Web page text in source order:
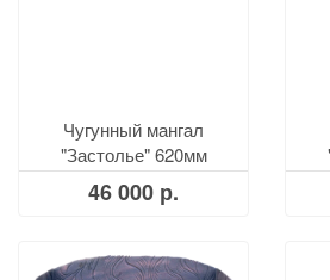
Чугунный мангал
"Застолье" 620мм
46 000 р.